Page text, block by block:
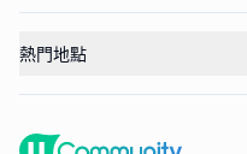
熱門地點